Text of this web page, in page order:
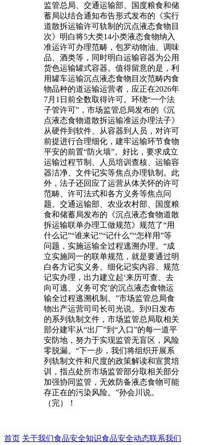
监管总局、交通运输部、国度粮食和储
蓄局以结合通知布告形式发布的《实行
道散拆运输许可轨制的沉点液态食物目
次》明白将5大类14小类液态食物纳入
准运许可办理范畴，包罗动物油、调味
品、酒类等，同时明白运输容器为公用
货色运输罐式容器。值得留意的是，利
用罐车运输沉点液态食物目次范畴内食
物品种的道运输运营者，应正在2026年
7月1日前全数取得许可。环绕“一个法
子管许可”，市场监管总局发布的《沉
点液态食物道散拆运输准运办理法子》
从硬件到软件、从容器到人员，对许可
前提进行合理细化，建牢运输环节食物
平安的前置“防火墙”。好比，要求成立
运输过程节制、人员培训查核、运输容
器洁净、文件记实等焦点办理轨制。此
外，法子还回应了运营从体关怀的许可
范畴、许可法式和各方义务等焦点问
题。交通运输部、农业农村部、国度粮
食和储蓄局发布的《沉点液态食物道散
拆运输联单办理工做规范》规范了“用
什么记”“谁来记”“记什么”“怎样用”等
问题，实施运输全过程逃溯办理。“成
立实施同一的联单规范，就是要通过明
白各方记实义务、细化记实内容、规范
记实办理，出力建立起‘来历可查、去
向可逃、义务可究’的沉点液态食物运
输全过程逃溯机制。”市场监管总局食
物出产运营司司长司光说。到9日发布
的系列轨制文件，市场监管总局取相关
部分建牢从“出厂”到“入口”的每一道平
安防地，努力于实现监管无盲区，风险
零脱漏。“下一步，我们将组织开展系
列轨制文件和尺度的政策解读和宣贯培
训，指点处所市场监管部分取相关部分
加强协同监管，无效防备液态食物可能
存正在的污染风险。”孙会川说。
（完）！
首页 关于我们食品安全知识食品安全动态联系我们